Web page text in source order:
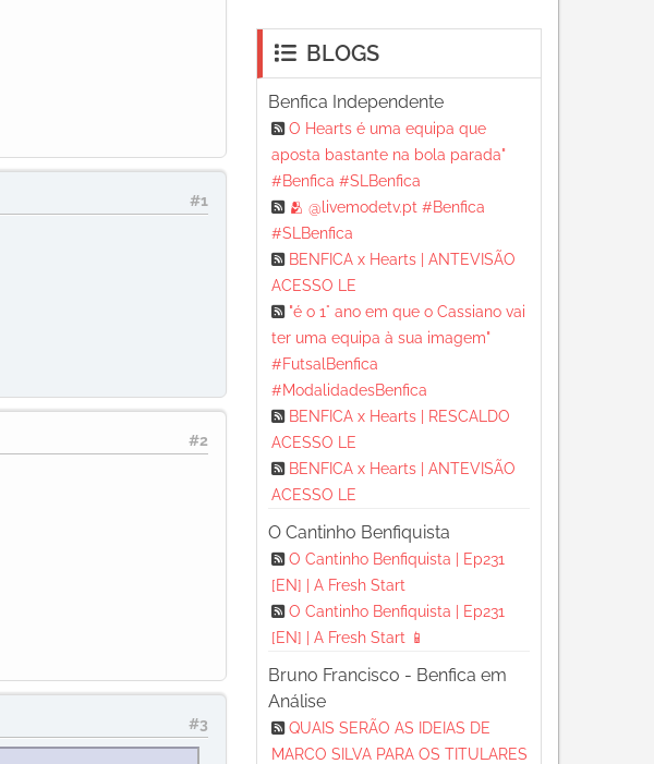
#1
#2
#3
BLOGS
Benfica Independente
O Hearts é uma equipa que
aposta bastante na bola parada"
#Benfica #SLBenfica
🫂 @livemodetv.pt #Benfica
#SLBenfica
BENFICA x Hearts | ANTEVISÃO
ACESSO LE
"é o 1° ano em que o Cassiano vai
ter uma equipa à sua imagem"
#FutsalBenfica
#ModalidadesBenfica
BENFICA x Hearts | RESCALDO
ACESSO LE
BENFICA x Hearts | ANTEVISÃO
ACESSO LE
O Cantinho Benfiquista
O Cantinho Benfiquista | Ep231
[EN] | A Fresh Start
O Cantinho Benfiquista | Ep231
[EN] | A Fresh Start 📱
Bruno Francisco - Benfica em
Análise
QUAIS SERÃO AS IDEIAS DE
MARCO SILVA PARA OS TITULARES